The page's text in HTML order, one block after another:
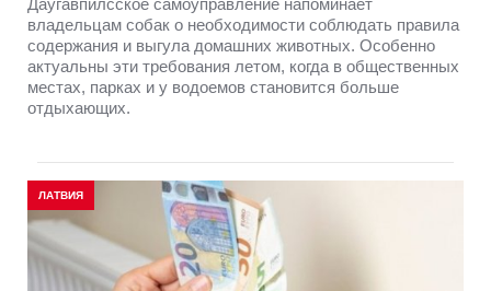
Даугавпилсское самоуправление напоминает
владельцам собак о необходимости соблюдать правила
содержания и выгула домашних животных. Особенно
актуальны эти требования летом, когда в общественных
местах, парках и у водоемов становится больше
отдыхающих.
ЛАТВИЯ